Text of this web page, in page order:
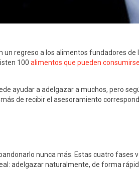
un regreso a los alimentos fundadores
100 alimentos que pueden consumirse
ayudar a adelgazar a muchos, pero
de recibir el asesoramiento
nunca más. Estas cuatro
adelgazar naturalmente, de forma